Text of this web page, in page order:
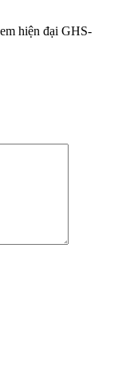
hiện đại GHS-